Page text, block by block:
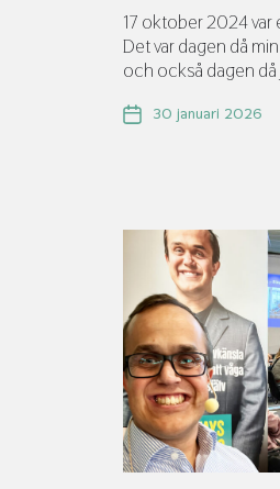
17 oktober 2024 var
Det var dagen då
och också dagen då
30 januari 2026